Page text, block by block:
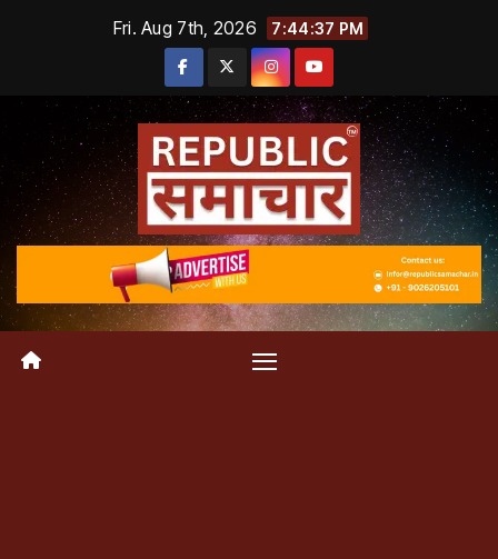
Fri. Aug 7th, 2026 7:44:38 PM